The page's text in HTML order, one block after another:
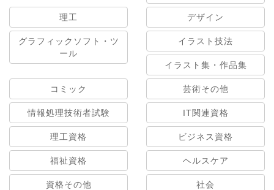
理工 デザイン
グラフィックソフト・ツ
ール
イラスト技法
イラスト集・作品集
コミック 芸術その他
情報処理技術者試験 IT関連資格
理工資格 ビジネス資格
福祉資格 ヘルスケア
資格その他 社会